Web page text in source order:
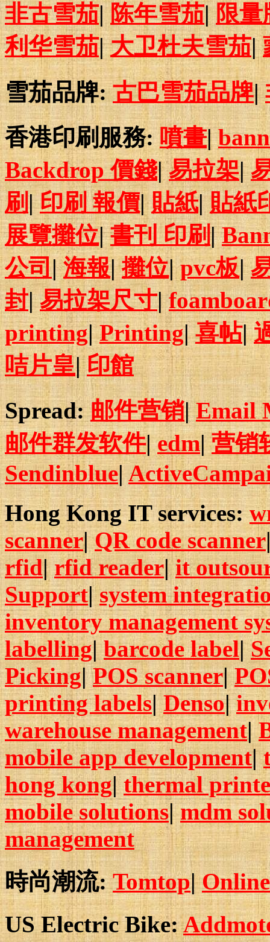
非古雪茄|陈年雪茄|限量
利华雪茄|大卫杜夫雪茄|
雪茄品牌:古巴雪茄品牌|
香港印刷服務:噴畫|
Backdrop 價錢|易拉架|
刷|印刷 報價|貼紙|貼紙
展覽攤位|書刊 印刷|
公司|海報|攤位|pvc板|
封|易拉架尺寸|
printing|Printing|喜帖|
咭片皇|印館
Spread:邮件营销|Email
邮件群发软件|edm|营销
Sendinblue|
Hong Kong IT services:
scanner|QR code scanner
rfid|rfid reader|it
Support|system
inventory management
labelling|barcode label|
Picking|POS scanner|
printing labels|Denso|
warehouse management|
mobile app development|
hong kong|thermal
mobile solutions|mdm
management
時尚潮流:Tomtop|
US Electric Bike: